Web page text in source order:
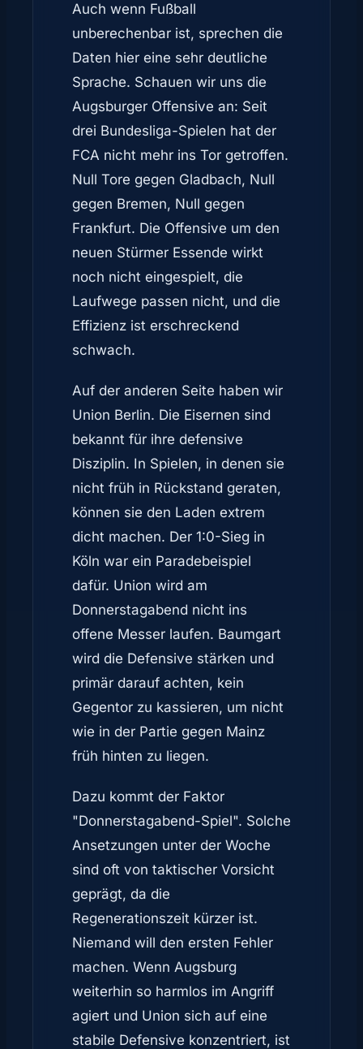
Auch wenn Fußball
unberechenbar ist, sprechen die
Daten hier eine sehr deutliche
Sprache. Schauen wir uns die
Augsburger Offensive an: Seit
drei Bundesliga-Spielen hat der
FCA nicht mehr ins Tor getroffen.
Null Tore gegen Gladbach, Null
gegen Bremen, Null gegen
Frankfurt. Die Offensive um den
neuen Stürmer Essende wirkt
noch nicht eingespielt, die
Laufwege passen nicht, und die
Effizienz ist erschreckend
schwach.
Auf der anderen Seite haben wir
Union Berlin. Die Eisernen sind
bekannt für ihre defensive
Disziplin. In Spielen, in denen sie
nicht früh in Rückstand geraten,
können sie den Laden extrem
dicht machen. Der 1:0-Sieg in
Köln war ein Paradebeispiel
dafür. Union wird am
Donnerstagabend nicht ins
offene Messer laufen. Baumgart
wird die Defensive stärken und
primär darauf achten, kein
Gegentor zu kassieren, um nicht
wie in der Partie gegen Mainz
früh hinten zu liegen.
Dazu kommt der Faktor
"Donnerstagabend-Spiel". Solche
Ansetzungen unter der Woche
sind oft von taktischer Vorsicht
geprägt, da die
Regenerationszeit kürzer ist.
Niemand will den ersten Fehler
machen. Wenn Augsburg
weiterhin so harmlos im Angriff
agiert und Union sich auf eine
stabile Defensive konzentriert, ist